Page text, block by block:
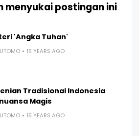
menyukai postingan ini
'Angka Tuhan'
15 YEARS AGO
Tradisional Indonesia
Magis
15 YEARS AGO